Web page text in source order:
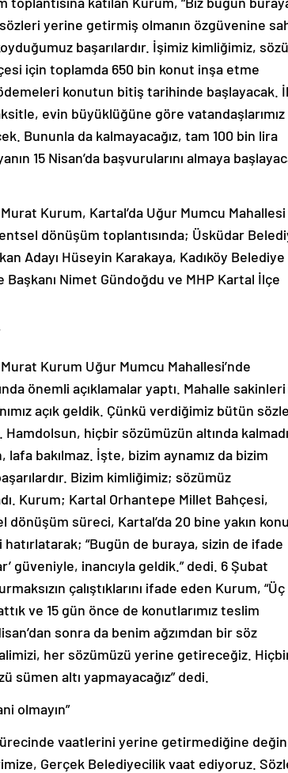
yerine getirmiş olmanın özgüvenine
başarılardır. İşimiz kimliğimiz,
için toplamda 650 bin konut inşa etme
konutun bitiş tarihinde başlayacak. İlk
evin büyüklüğüne göre vatandaşlarımız
Bununla da kalmayacağız, tam 100 bin lira
15 Nisan’da başvurularını almaya
dönüşüm toplantısında; Üsküdar
Adayı Hüseyin Karakaya, Kadıköy Belediye
Nimet Gündoğdu ve MHP Kartal İlçe
önemli açıklamalar yaptı. Mahalle sakinleri
açık geldik. Çünkü verdiğimiz bütün
hiçbir sözümüzün altında
bakılmaz. İşte, bizim aynamız da bizim
Bizim kimliğimiz; sözümüz
Kurum; Kartal Orhantepe Millet Bahçesi,
süreci, Kartal’da 20 bine yakın
“Bugün de buraya, sizin de ifade
güveniyle, inancıyla geldik.” dedi. 6 Şubat
çalıştıklarını ifade eden Kurum, “Üç
ve 15 gün önce de konutlarımız teslim
sonra da benim ağzımdan bir söz
her sözümüzü yerine getireceğiz. Hiçbir
sümen altı yapmayacağız” dedi.
Gerçek Belediyecilik vaat ediyoruz.